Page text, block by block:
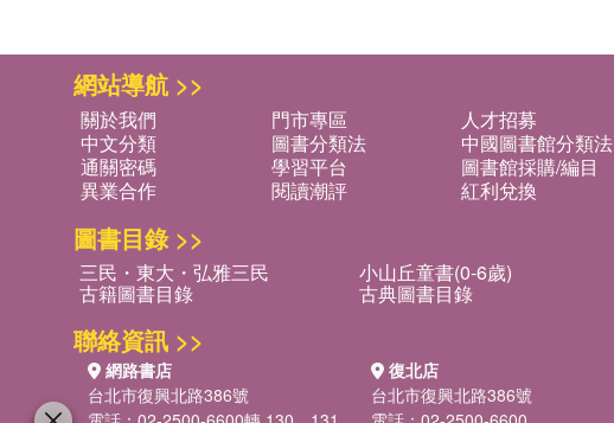
網站導航 >>
關於我們 門市專區 人才招募
中文分類
圖書分類法 中國圖書館分類法
通關密碼
學習平台 圖書館採購/編目
異業合作
閱讀潮評 紅利兌換
圖書目錄 >>
三民・東大・弘雅三民 小山丘童書(0-6歲)
古籍圖書目錄 古典圖書目錄
聯絡資訊 >>
網路書店
台北市復興北路386號
復北店
台北市復興北路386號